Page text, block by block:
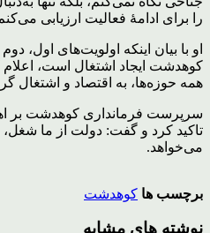
را برای ادامۀ فعالیت ارزیابی
او با بیان اینکه اولویت‌های اول،
کوهدشت ایجاد اشتغال است،
همه حوزه‌ها، به اقتصاد و اشتغال
سرپرست فرمانداری کوهدشت بر
تاکید کرد و گفت: دولت از ما شغل،
می‌خواهد.
برچسب ها کوهدشت
نوشته های مشابه